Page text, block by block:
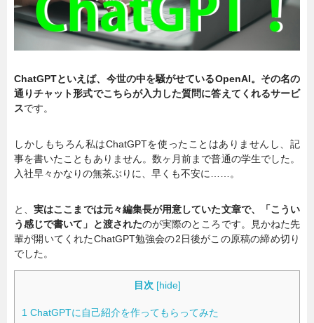
ChatGPTといえば、今世の中を騒がせているOpenAI。その名の
通りチャット形式でこちらが入力した質問に答えてくれるサービ
スです。
しかしもちろん私はChatGPTを使ったことはありませんし、記
事を書いたこともありません。数ヶ月前まで普通の学生でした。
入社早々かなりの無茶ぶりに、早くも不安に……。
と、実はここまでは元々編集長が用意していた文章で、「こうい
う感じで書いて」と渡されたのが実際のところです。見かねた先
輩が開いてくれたChatGPT勉強会の2日後がこの原稿の締め切り
でした。
目次 [hide]
1 ChatGPTに自己紹介を作ってもらってみた